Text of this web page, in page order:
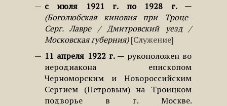
с июля 1921 г. по 1928 г.
Боголюбская киновия при Троце-
Серг. Лавре / Дмитровский уезд /
Московская губерния
Служение
11 апреля 1922 г.
рукоположен во
иеродиакона епископом
Черноморским и Новороссийским
Сергием (Петровым) на Троицком
подворье в г. Москве.